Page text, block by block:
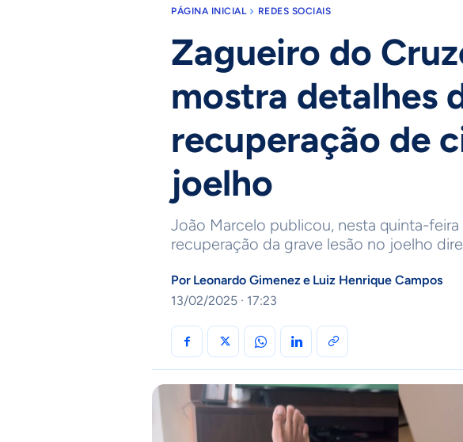
PÁGINA INICIAL REDES SOCIAIS
Zagueiro do
mostra detalhes
recuperação de
joelho
João Marcelo publicou, nesta quinta-feira
recuperação da grave lesão no joelho
Por Leonardo Gimeneze Luiz Henrique Campos
13/02/2025 · 17:23